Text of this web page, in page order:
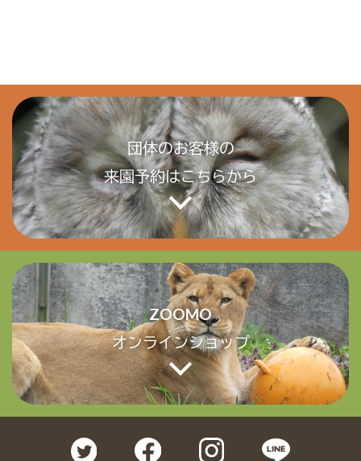
団体のお客様の
来園予約はこちらから
ZOOMO
オンラインショップ